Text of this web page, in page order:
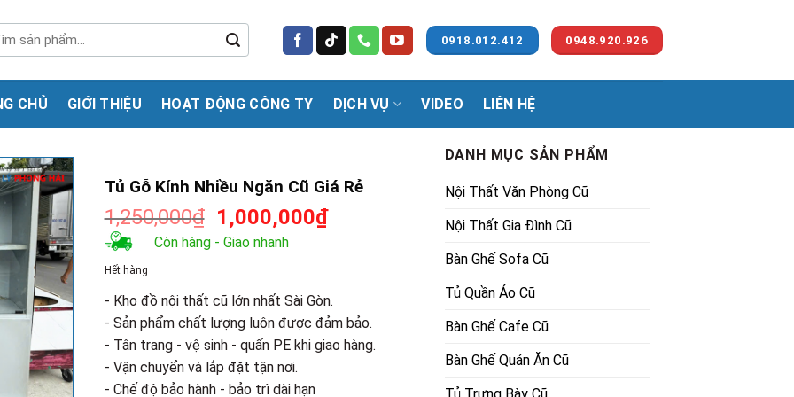
0918.012.412 0948.920.926
CHỦ GIỚI THIỆU HOẠT ĐỘNG CÔNG TY DỊCH VỤ VIDEO LIÊN HỆ
Tủ Gỗ Kính Nhiều Ngăn Cũ Giá Rẻ
1,250,000₫ Giá
gốc
1,000,000₫Giá
1,000,000₫.
Còn hàng - Giao nhanh
Hết hàng
- Kho đồ nội thất cũ lớn nhất Sài Gòn.
- Sản phẩm chất lượng luôn được đảm bảo.
- Tân trang - vệ sinh - quấn PE khi giao hàng.
- Vận chuyển và lắp đặt tận nơi.
- Chế độ bảo hành - bảo trì dài hạn
DANH MỤC SẢN PHẨM
Nội Thất Văn Phòng Cũ
Nội Thất Gia Đình Cũ
Bàn Ghế Sofa Cũ
Tủ Quần Áo Cũ
Bàn Ghế Cafe Cũ
Bàn Ghế Quán Ăn Cũ
Tủ Trưng Bày Cũ